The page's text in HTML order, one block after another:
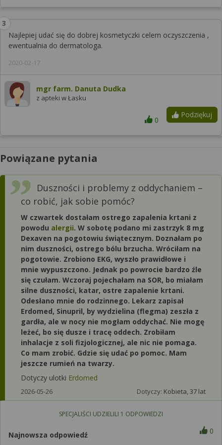
Najlepiej udać się do dobrej kosmetyczki celem oczyszczenia ,
ewentualnia do dermatologa.
2020-02-17
mgr farm. Danuta Dudka
z apteki w Łasku
Podziękuj
0
Powiązane pytania
Duszności i problemy z oddychaniem –
co robić, jak sobie pomóc?
W czwartek dostałam ostrego zapalenia krtani z
powodu alergii. W sobotę podano mi zastrzyk 8 mg
Dexaven na pogotowiu świątecznym. Doznałam po
nim duszności, ostrego bólu brzucha. Wróciłam na
pogotowie. Zrobiono EKG, wyszło prawidłowe i
mnie wypuszczono. Jednak po powrocie bardzo źle
się czułam. Wczoraj pojechałam na SOR, bo miałam
silne duszności, katar, ostre zapalenie krtani.
Odesłano mnie do rodzinnego. Lekarz zapisał
Erdomed, Sinupril, by wydzielina (flegma) zeszła z
gardła, ale w nocy nie mogłam oddychać. Nie mogę
leżeć, bo się dusze i tracę oddech. Zrobiłam
inhalacje z soli fizjologicznej, ale nic nie pomaga.
Co mam zrobić. Gdzie się udać po pomoc. Mam
jeszcze rumień na twarzy.
Dotyczy ulotki Erdomed
2026-05-26 Dotyczy: Kobieta, 37 lat
SPECJALIŚCI UDZIELILI 1 ODPOWIEDZI
Najnowsza odpowiedź 0